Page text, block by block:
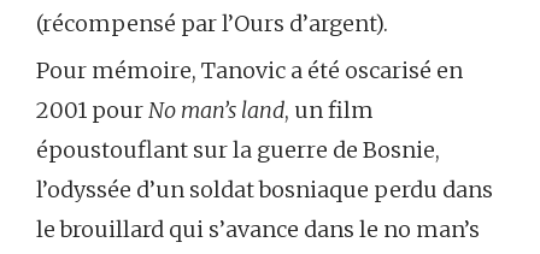
(récompensé par l’Ours d’argent).
Pour mémoire, Tanovic a été oscarisé en
2001 pourNo man’s land, un film
époustouflant sur la guerre de Bosnie,
l’odyssée d’un soldat bosniaque perdu dans
le brouillard qui s’avance dans le no man’s